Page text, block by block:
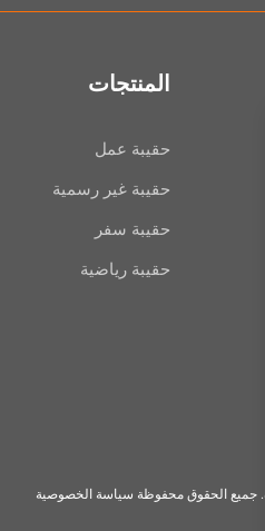
المنتجات
حقيبة عمل
حقيبة غير رسمية
حقيبة سفر
حقيبة رياضية
جميع الحقوق محفوظة سياسة الخصوصية